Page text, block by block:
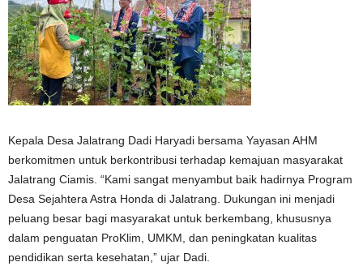
Kepala Desa Jalatrang Dadi Haryadi bersama Yayasan AHM
berkomitmen untuk berkontribusi terhadap kemajuan masyarakat
Jalatrang Ciamis. “Kami sangat menyambut baik hadirnya Program
Desa Sejahtera Astra Honda di Jalatrang. Dukungan ini menjadi
peluang besar bagi masyarakat untuk berkembang, khususnya
dalam penguatan ProKlim, UMKM, dan peningkatan kualitas
pendidikan serta kesehatan,” ujar Dadi.